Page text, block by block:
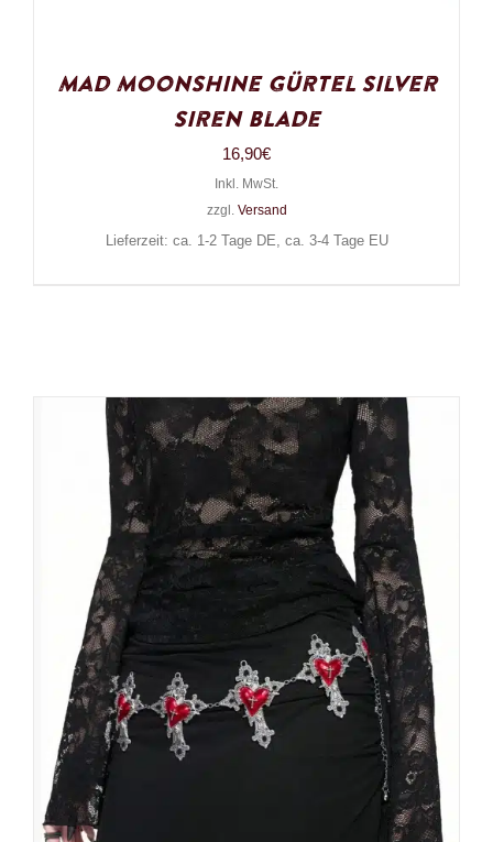
Mad Moonshine Gürtel Silver
Siren Blade
16,90€
Inkl. MwSt.
zzgl. Versand
Lieferzeit: ca. 1-2 Tage DE, ca. 3-4 Tage EU